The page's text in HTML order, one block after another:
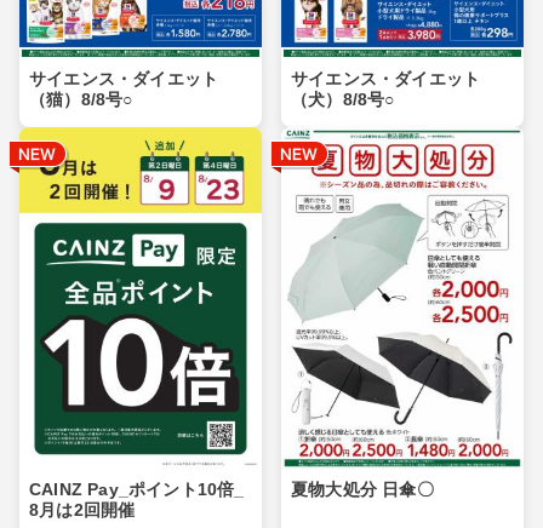
サイエンス・ダイエット
（猫）8/8号○
サイエンス・ダイエット
（犬）8/8号○
CAINZ Pay_ポイント10倍_
8月は2回開催
夏物大処分 日傘〇